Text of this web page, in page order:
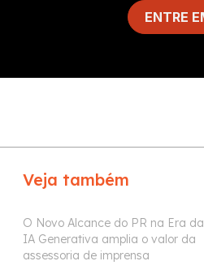
ENTRE
Veja também
O Novo Alcance do PR na Era da
IA Generativa amplia o valor da
assessoria de imprensa